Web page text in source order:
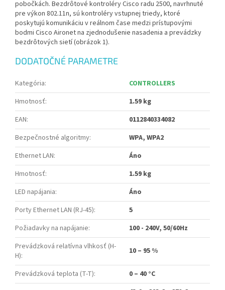
pobočkách. Bezdrôtové kontroléry Cisco radu 2500, navrhnuté
pre výkon 802.11n, sú kontroléry vstupnej triedy, ktoré
poskytujú komunikáciu v reálnom čase medzi prístupovými
bodmi Cisco Aironet na zjednodušenie nasadenia a prevádzky
bezdrôtových sietí (obrázok 1).
DODATOČNÉ PARAMETRE
Kategória:
CONTROLLERS
Hmotnosť:
1.59 kg
EAN:
0112840334082
Bezpečnostné algoritmy:
WPA, WPA2
Ethernet LAN:
Áno
Hmotnosť:
1.59 kg
LED napájania:
Áno
Porty Ethernet LAN (RJ-45):
5
Požiadavky na napájanie:
100 - 240V, 50/60Hz
Prevádzková relatívna vlhkosť (H-
H): 10 – 95 %
Prevádzková teplota (T-T): 0 – 40 °C